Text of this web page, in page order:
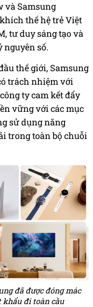
và Samsung
thế hệ trẻ Việt
tư duy sáng tạo và
số.
thế giới, Samsung
trách nhiệm với
ty cam kết đẩy
vững với các mục
sử dụng năng
trong toàn bộ chuỗi
đã được đóng mác
khẩu đi toàn cầu